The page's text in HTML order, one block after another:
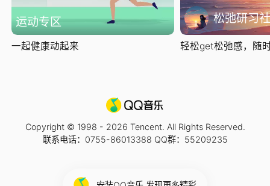
运动专区
一起健康动起来
松弛研习社
轻松get松弛感，随
Copyright © 1998 - 2026 Tencent. All Rights Reserved.
联系电话：0755-86013388 QQ群：55209235